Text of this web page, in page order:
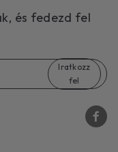
és fedezd fel
Iratkozz
fel